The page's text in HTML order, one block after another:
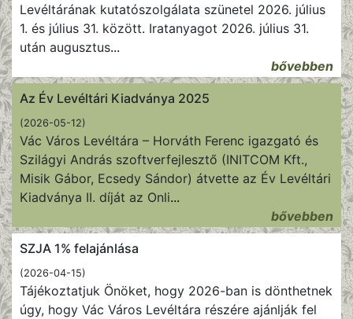
Levéltárának kutatószolgálata szünetel 2026. július
1. és július 31. között. Iratanyagot 2026. július 31.
után augusztus...
bővebben
Az Év Levéltári Kiadványa 2025
(2026-05-12)
Vác Város Levéltára – Horváth Ferenc igazgató és
Szilágyi András szoftverfejlesztő (INITCOM Kft.,
Misik Gábor, Ecsedy Sándor) átvette az Év Levéltári
Kiadványa II. díját az Onli...
bővebben
SZJA 1% felajánlása
(2026-04-15)
Tájékoztatjuk Önöket, hogy 2026-ban is dönthetnek
úgy, hogy Vác Város Levéltára részére ajánlják fel